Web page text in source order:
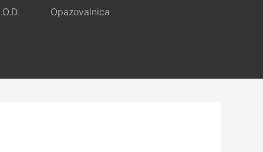
Opazovalnica